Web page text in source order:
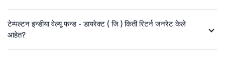
टेम्पल्टन इन्डीया वेल्यू फन्ड - डायरेक्ट ( जि ) किती रिटर्न जनरेट केले
आहेत?